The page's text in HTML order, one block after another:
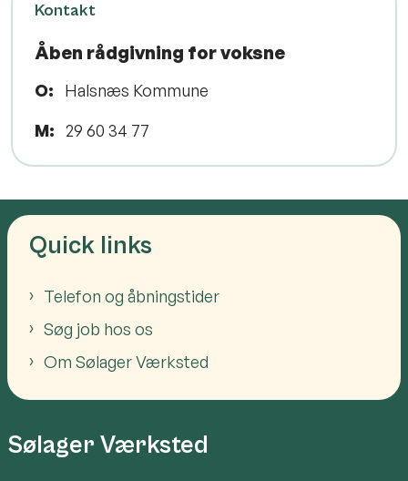
Kontakt
Åben rådgivning for voksne
O:
Halsnæs Kommune
M: 29 60 34 77
Quick links
Telefon og åbningstider
Søg job hos os
Om Sølager Værksted
Sølager Værksted